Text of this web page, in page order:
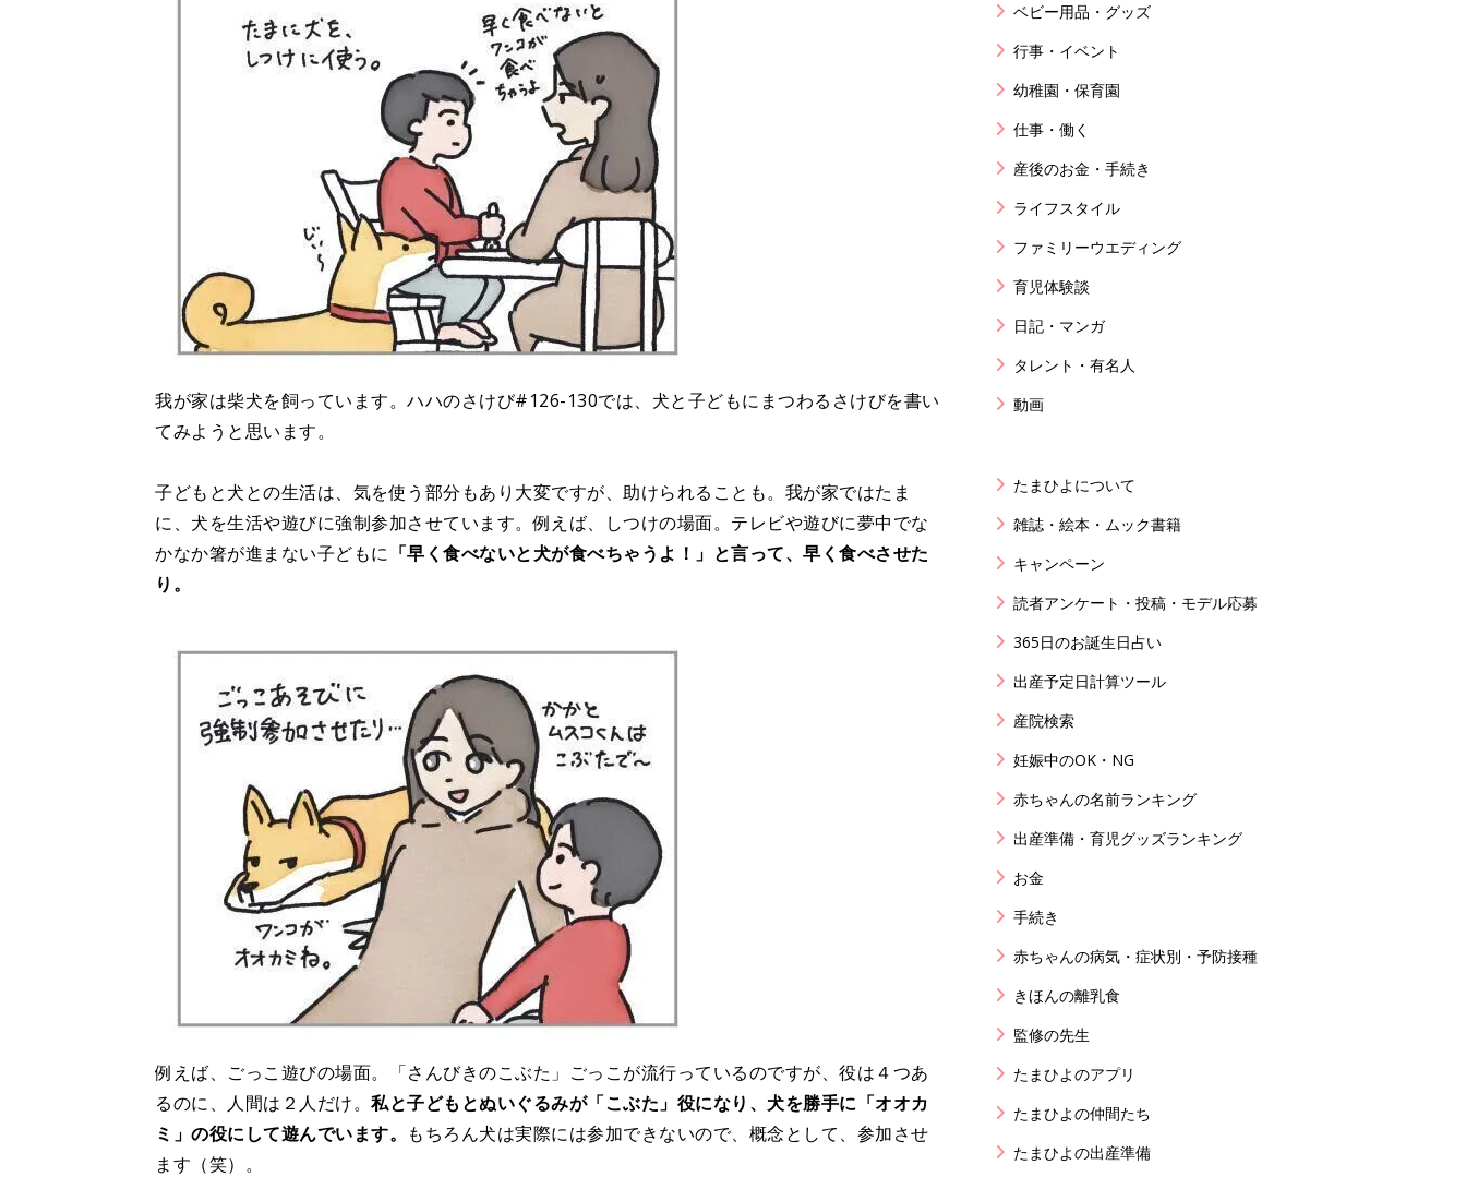
我が家は柴犬を飼っています。ハハのさけび#126-130では、犬と子どもにまつわるさけびを書い
てみようと思います。
子どもと犬との生活は、気を使う部分もあり大変ですが、助けられることも。我が家ではたま
に、犬を生活や遊びに強制参加させています。例えば、しつけの場面。テレビや遊びに夢中でな
かなか箸が進まない子どもに 「早く食べないと犬が食べちゃうよ！」と言って、早く食べさせた
り。
例えば、ごっこ遊びの場面。「さんびきのこぶた」ごっこが流行っているのですが、役は４つあ
るのに、人間は２人だけ。 私と子どもとぬいぐるみが「こぶた」役になり、犬を勝手に「オオカ
ミ」の役にして遊んでいます。 もちろん犬は実際には参加できないので、概念として、参加させ
ます（笑）。
ベビー用品・グッズ
行事・イベント
幼稚園・保育園
仕事・働く
産後のお金・手続き
ライフスタイル
ファミリーウエディング
育児体験談
日記・マンガ
タレント・有名人
動画
たまひよについて
雑誌・絵本・ムック書籍
キャンペーン
読者アンケート・投稿・モデル応募
365日のお誕生日占い
出産予定日計算ツール
産院検索
妊娠中のOK・NG
赤ちゃんの名前ランキング
出産準備・育児グッズランキング
お金
手続き
赤ちゃんの病気・症状別・予防接種
きほんの離乳食
監修の先生
たまひよのアプリ
たまひよの仲間たち
たまひよの出産準備